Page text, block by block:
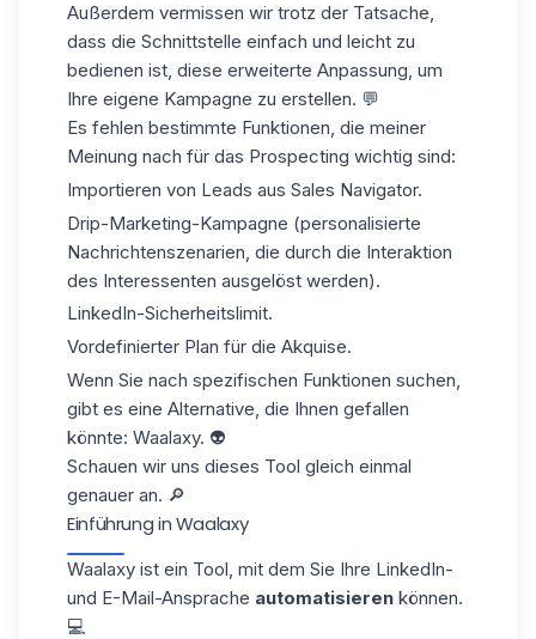
Außerdem vermissen wir trotz der Tatsache,
dass die Schnittstelle einfach und leicht zu
bedienen ist, diese erweiterte Anpassung, um
Ihre eigene Kampagne zu erstellen. 💬
Es fehlen bestimmte Funktionen, die meiner
Meinung nach für das Prospecting wichtig sind:
Importieren von Leads aus Sales Navigator.
Drip-Marketing-Kampagne (personalisierte
Nachrichtenszenarien, die durch die Interaktion
des Interessenten ausgelöst werden).
LinkedIn-Sicherheitslimit.
Vordefinierter Plan für die Akquise.
Wenn Sie nach spezifischen Funktionen suchen,
gibt es eine Alternative, die Ihnen gefallen
könnte: Waalaxy. 👽
Schauen wir uns dieses Tool gleich einmal
genauer an. 🔎
Einführung in Waalaxy
Waalaxy ist ein Tool, mit dem Sie Ihre LinkedIn-
und E-Mail-Ansprache automatisieren können.
💻